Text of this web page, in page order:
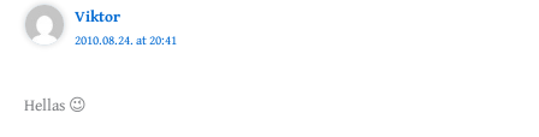
Viktor
2010.08.24. at 20:41
Hellas 😉